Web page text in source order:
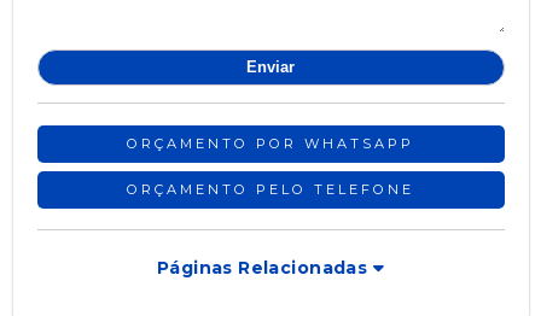
ORÇAMENTO POR WHATSAPP
ORÇAMENTO PELO TELEFONE
Páginas Relacionadas